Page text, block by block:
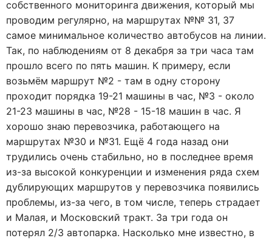
собственного мониторинга движения, который мы
проводим регулярно, на маршрутах №№ 31, 37
самое минимальное количество автобусов на линии.
Так, по наблюдениям от 8 декабря за три часа там
прошло всего по пять машин. К примеру, если
возьмём маршрут №2 - там в одну сторону
проходит порядка 19-21 машины в час, №3 - около
21-23 машины в час, №28 - 15-18 машин в час. Я
хорошо знаю перевозчика, работающего на
маршрутах №30 и №31. Ещё 4 года назад они
трудились очень стабильно, но в последнее время
из-за высокой конкуренции и изменения ряда схем
дублирующих маршрутов у перевозчика появились
проблемы, из-за чего, в том числе, теперь страдает
и Малая, и Московский тракт. За три года он
потерял 2/3 автопарка. Насколько мне известно, в